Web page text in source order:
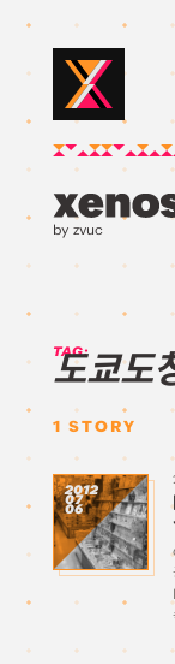
by zvuc
TAG:
도쿄도
1 STORY
2012
07
06